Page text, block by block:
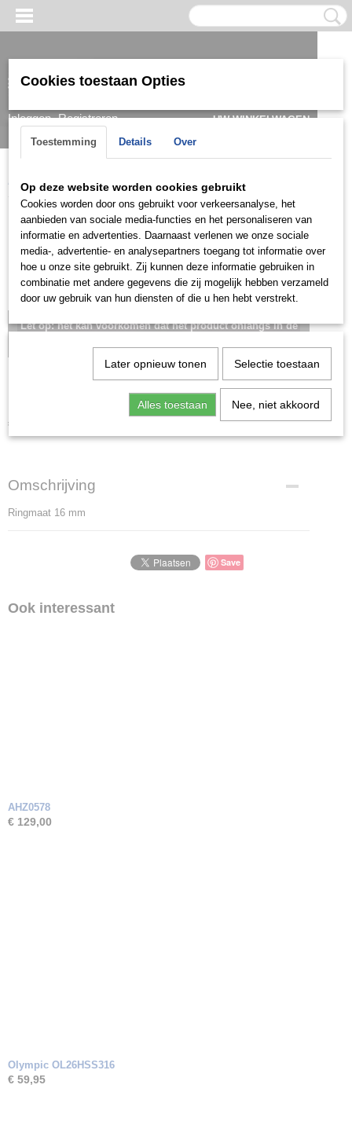
Inloggen Registreren
UW WINKELWAGEN
Home > >Ringen KRG0308
Let op: het kan voorkomen dat het product onlangs in de
KRG0308
€ 375,00
Omschrijving
Ringmaat 16 mm
Save
Ook interessant
AHZ0578
€ 129,00
Olympic OL26HSS316
€ 59,95
Cookies toestaan Opties
Toestemming Details Over
Op deze website worden cookies gebruikt
Cookies worden door ons gebruikt voor verkeersanalyse, het
aanbieden van sociale media-functies en het personaliseren van
informatie en advertenties. Daarnaast verlenen we onze sociale
media-, advertentie- en analysepartners toegang tot informatie over
hoe u onze site gebruikt. Zij kunnen deze informatie gebruiken in
combinatie met andere gegevens die zij mogelijk hebben verzameld
door uw gebruik van hun diensten of die u hen hebt verstrekt.
Later opnieuw tonen Selectie toestaan
Alles toestaan Nee, niet akkoord